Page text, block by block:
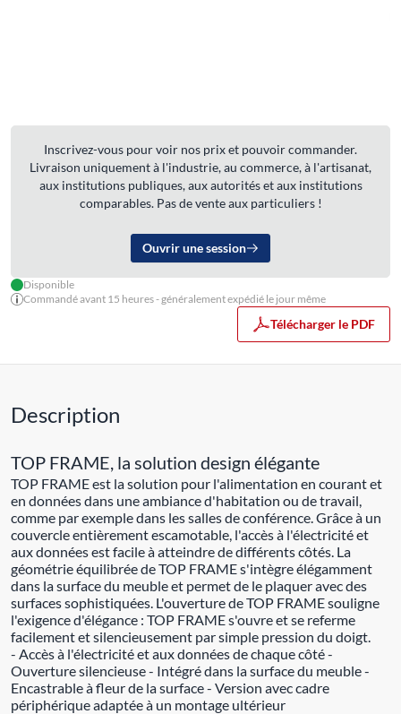
Inscrivez-vous pour voir nos prix et pouvoir commander.
Livraison uniquement à l'industrie, au commerce, à l'artisanat,
aux institutions publiques, aux autorités et aux institutions
comparables. Pas de vente aux particuliers !
Ouvrir une session
Disponible
Commandé avant 15 heures - généralement expédié le jour même
Télécharger le PDF
Description
TOP FRAME, la solution design élégante
TOP FRAME est la solution pour l'alimentation en courant et
en données dans une ambiance d'habitation ou de travail,
comme par exemple dans les salles de conférence. Grâce à un
couvercle entièrement escamotable, l'accès à l'électricité et
aux données est facile à atteindre de différents côtés. La
géométrie équilibrée de TOP FRAME s'intègre élégamment
dans la surface du meuble et permet de le plaquer avec des
surfaces sophistiquées. L'ouverture de TOP FRAME souligne
l'exigence d'élégance : TOP FRAME s'ouvre et se referme
facilement et silencieusement par simple pression du doigt.
- Accès à l'électricité et aux données de chaque côté -
Ouverture silencieuse - Intégré dans la surface du meuble -
Encastrable à fleur de la surface - Version avec cadre
périphérique adaptée à un montage ultérieur